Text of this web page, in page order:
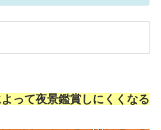
って夜景鑑賞しにくくなる